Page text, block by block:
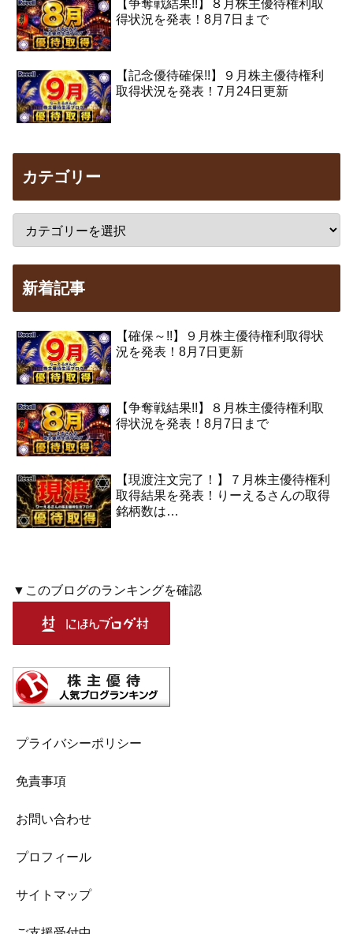
【争奪戦結果!!】８月株主優待権利取
得状況を発表！8月7日まで
【記念優待確保!!】９月株主優待権利
取得状況を発表！7月24日更新
カテゴリー
新着記事
【確保～!!】９月株主優待権利取得状
況を発表！8月7日更新
【争奪戦結果!!】８月株主優待権利取
得状況を発表！8月7日まで
【現渡注文完了！】７月株主優待権利
取得結果を発表！りーえるさんの取得
銘柄数は…
▼このブログのランキングを確認
プライバシーポリシー
免責事項
お問い合わせ
プロフィール
サイトマップ